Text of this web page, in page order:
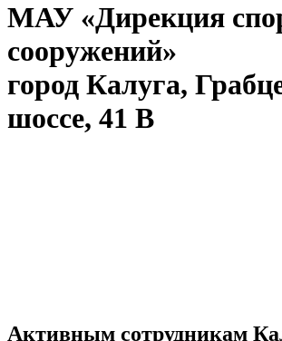
МАУ «Дирекция
сооружений»
город Калуга,
шоссе, 41 В
Активным сотрудникам